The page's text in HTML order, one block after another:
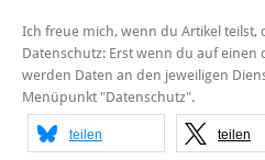
Ich freue mich, wenn du Artikel teilst,
Datenschutz: Erst wenn du auf einen
werden Daten an den jeweiligen
Menüpunkt "Datenschutz".
teilen teilen